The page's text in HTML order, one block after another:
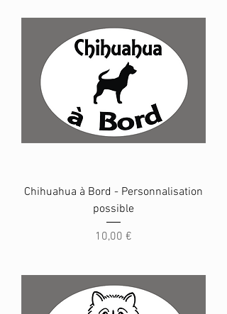
Chihuahua à Bord - Personnalisation
possible
Prix
10,00 €